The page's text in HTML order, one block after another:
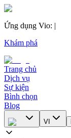
Ứng dụng Vio: |
Khám phá
Trang chủ
Dịch vụ
Sự kiện
Bình chọn
Blog
VI